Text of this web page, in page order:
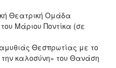
Θεατρική Ομάδα
Μάριου Ποντίκα (σε
Θεσπρωτίας με το
καλοσύνη» του Θανάση